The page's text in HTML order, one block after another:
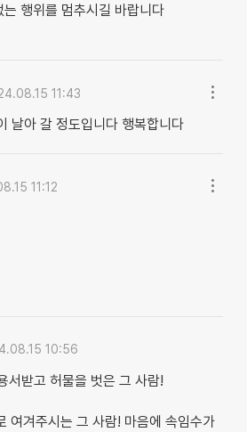
행위를 멈추시길 바랍니다
11:43
날아 갈 정도입니다 행복합니다
11:12
10:56
서받고 허물을 벗은 그 사람!
여겨주시는 그 사람! 마음에 속임수가